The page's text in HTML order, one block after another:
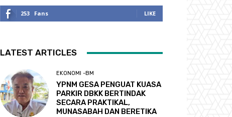
253 Fans LIKE
LATEST ARTICLES
EKONOMI -BM
YPNM GESA PENGUAT KUASA
PARKIR DBKK BERTINDAK
SECARA PRAKTIKAL,
MUNASABAH DAN BERETIKA